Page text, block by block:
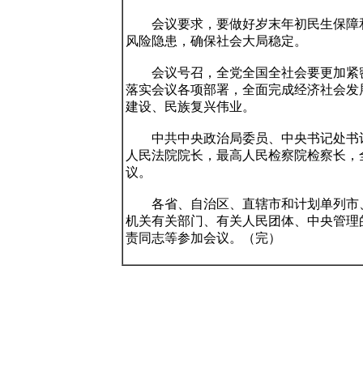
会议要求，要做好岁末年初民生保障
风险隐患，确保社会大局稳定。
会议号召，全党全国全社会要更加紧
落实会议各项部署，全面完成经济社会
建设、民族复兴伟业。
中共中央政治局委员、中央书记处书
人民法院院长，最高人民检察院检察长
议。
各省、自治区、直辖市和计划单列市
机关有关部门、有关人民团体、中央管
责同志等参加会议。（完）